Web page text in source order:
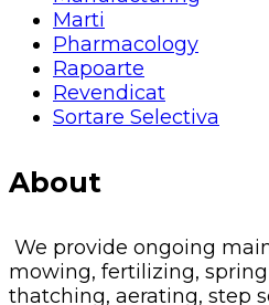
Marti
Pharmacology
Rapoarte
Revendicat
Sortare Selectiva
About
We provide ongoing
mowing, fertilizing,
thatching, aerating, step